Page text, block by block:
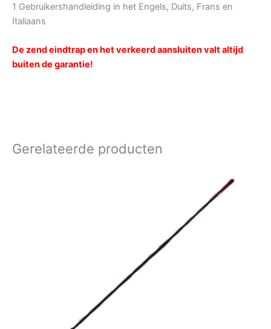
1 Gebruikershandleiding in het Engels, Duits, Frans en
Italiaans
De zend eindtrap en het verkeerd aansluiten valt altijd
buiten de garantie!
Gerelateerde producten